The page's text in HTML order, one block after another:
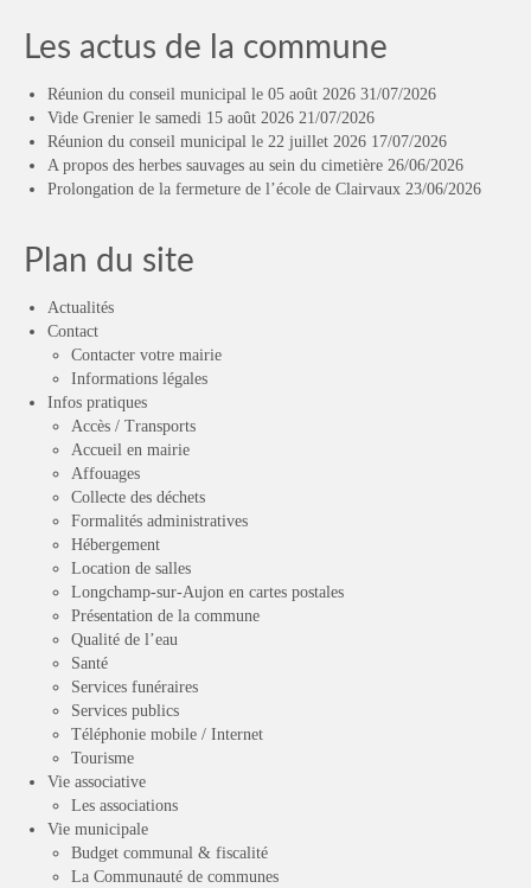
Les actus de la commune
Réunion du conseil municipal le 05 août 2026 31/07/2026
Vide Grenier le samedi 15 août 2026 21/07/2026
Réunion du conseil municipal le 22 juillet 2026 17/07/2026
A propos des herbes sauvages au sein du cimetière 26/06/2026
Prolongation de la fermeture de l’école de Clairvaux 23/06/2026
Plan du site
Actualités
Contact
Contacter votre mairie
Informations légales
Infos pratiques
Accès / Transports
Accueil en mairie
Affouages
Collecte des déchets
Formalités administratives
Hébergement
Location de salles
Longchamp-sur-Aujon en cartes postales
Présentation de la commune
Qualité de l’eau
Santé
Services funéraires
Services publics
Téléphonie mobile / Internet
Tourisme
Vie associative
Les associations
Vie municipale
Budget communal & fiscalité
La Communauté de communes